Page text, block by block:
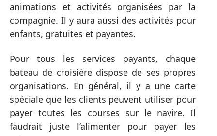
animations et activités organisées par la
compagnie. Il y aura aussi des activités pour
enfants, gratuites et payantes.
Pour tous les services payants, chaque
bateau de croisière dispose de ses propres
organisations. En général, il y a une carte
spéciale que les clients peuvent utiliser pour
payer toutes les courses sur le navire. Il
faudrait juste l’alimenter pour payer les